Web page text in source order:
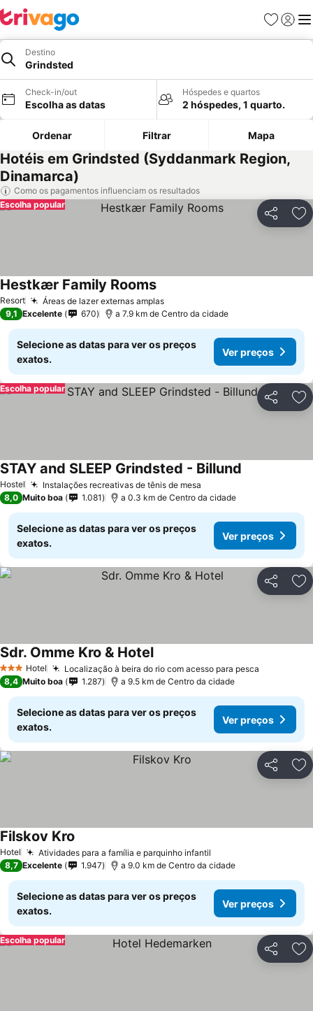
Favoritos
Iniciar
Destino
Grindsted
Check-in/out
Escolha as datas
Hóspedes e quartos
2 hóspedes, 1 quarto.
Ordenar Filtrar Mapa
Hotéis em Grindsted (Syddanmark Region,
Dinamarca)
Como os pagamentos influenciam os resultados
Partilhar
Escolha popular
Resort Áreas de lazer externas amplasVer preços
Hestkær Family RoomsVer preços
9,1 Excelente 670 a 7.9 km de Centro da cidade
Selecione as datas para ver os preços
exatos.
Ver preços
Partilhar
Escolha popular
Hostel Instalações recreativas de tênis de mesa
STAY and SLEEP Grindsted - Billund
8,0 Muito boa 1.081 a 0.3 km de Centro da cidade
Selecione as datas para ver os preços
exatos.
Ver preços
Partilhar
3 EstrelasHotel Localização à beira do rio com acesso para pesca
Sdr. Omme Kro & HotelVer preços
8,4 Muito boa 1.287 a 9.5 km de Centro da cidade
Selecione as datas para ver os preços
exatos.
Ver preços
Partilhar
Hotel Atividades para a família e parquinho infantil
Filskov Kro
8,7 Excelente 1.947 a 9.0 km de Centro da cidade
Selecione as datas para ver os preços
exatos.
Ver preços
Partilhar
Escolha popular